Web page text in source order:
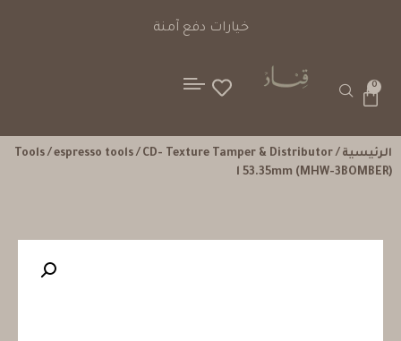
خيارات دفع آمنة
0
الرئيسية /
Tools/ espresso tools/ CD- Texture Tamper & Distributor
l 53.35mm (MHW-3BOMBER)